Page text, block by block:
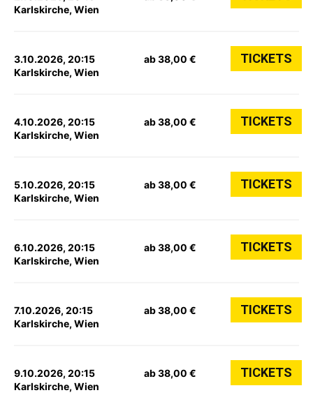
Karlskirche, Wien
3.10.2026, 20:15
Karlskirche, Wien
ab 38,00 € TICKETS
4.10.2026, 20:15
Karlskirche, Wien
ab 38,00 € TICKETS
5.10.2026, 20:15
Karlskirche, Wien
ab 38,00 € TICKETS
6.10.2026, 20:15
Karlskirche, Wien
ab 38,00 € TICKETS
7.10.2026, 20:15
Karlskirche, Wien
ab 38,00 € TICKETS
9.10.2026, 20:15
Karlskirche, Wien
ab 38,00 € TICKETS